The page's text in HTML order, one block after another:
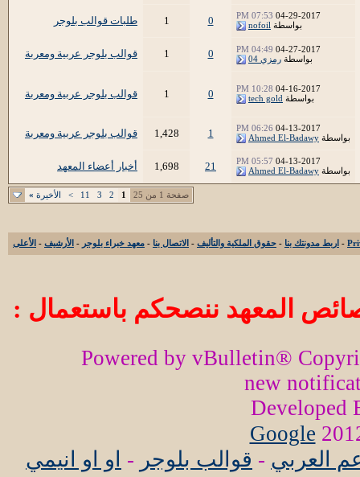
04-29-2017
07:53 PM
بواسطة nofoil
0
1 طلبات قوالب بلوجر
04-27-2017
04:49 PM
بواسطة رمزي 04 0
1 قوالب بلوجر عربية ومعربة
04-16-2017
10:28 PM
بواسطة tech gold
0
1 قوالب بلوجر عربية ومعربة
04-13-2017
06:26 PM
بواسطة Ahmed El-Badawy
1
1,428 قوالب بلوجر عربية ومعربة
04-13-2017
05:57 PM
بواسطة Ahmed El-Badawy
21
1,698 أخبار أعضاء المعهد
صفحة 1 من 25 1
2
3
11
> الأخيرة »
- اربط مدونتك بنا - حقوق الملكية والتأليف - الاتصال بنا - معهد خبراء بلوجر - الأرشيف - الأعلى
المعهد ننصحكم باستعمال :
Powered by vBulletin®
new
Developed
Google
العربي - قوالب بلوجر - او او انيمي